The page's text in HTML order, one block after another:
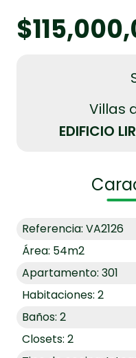
Villas
EDIFICIO
Referencia: VA2126
Área: 54m2
Apartamento: 301
Habitaciones: 2
Baños: 2
Closets: 2